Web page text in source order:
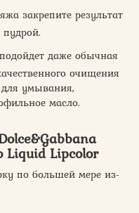
закрепите результат
даже обычная
очищения
для умывания,
масло.
Liquid Lipcolor
по большей мере из-